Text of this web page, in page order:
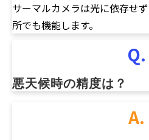
サーマルカメラは光に依存せ
所でも機能します。
Q.
悪天候時の精度は？
A.